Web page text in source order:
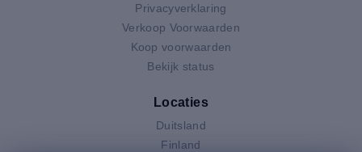
Privacyverklaring
Verkoop Voorwaarden
Koop voorwaarden
Bekijk status
Locaties
Duitsland
Finland